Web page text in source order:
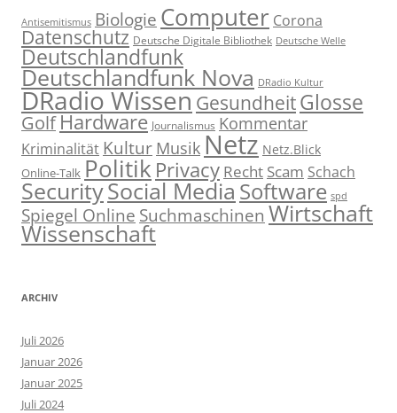
Antisemitismus Biologie Computer Corona
Datenschutz Deutsche Digitale Bibliothek Deutsche Welle
Deutschlandfunk
Deutschlandfunk Nova DRadio Kultur
DRadio WissenGesundheitGlosse
GolfHardware Journalismus Kommentar
Kriminalität Kultur Musik Netz Netz.Blick
Online-Talk Politik Privacy Recht Scam Schach
SecuritySocial Media Software spd
Spiegel Online Suchmaschinen Wirtschaft
Wissenschaft
ARCHIV
Juli 2026
Januar 2026
Januar 2025
Juli 2024